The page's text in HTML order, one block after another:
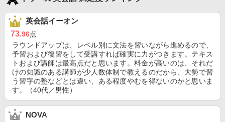
英会話イーオン
73.96点
ラウンドアップは、レベル別に文法を習いながら進めるので、
予習および復習をして受講すれば確実に力がつきます。テキス
トおよび講師は最高点だと思います。料金が高いのは、それだ
けの知識のある講師が少人数体制で教えるのだから、大勢で習
う習字の塾などとは違い、ある程度やむを得ないのかと思いま
す。（40代／男性）
NOVA